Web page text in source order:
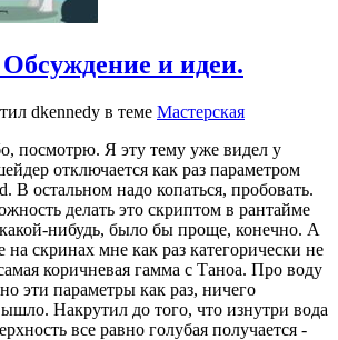
и идеи.
dkennedy в теме Мастерская
посмотрю. Я эту тему уже видел у
отключается как раз параметром
В остальном надо копаться, пробовать.
делать это скриптом в рантайме
нибудь, было бы проще, конечно. А
на скринах мне как раз категорически не
коричневая гамма с Таноа. Про воду
эти параметры как раз, ничего
Накрутил до того, что изнутри вода
все равно голубая получается -